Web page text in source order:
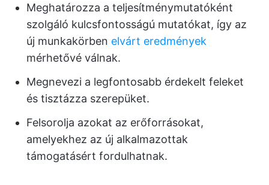
Meghatározza a teljesítménymutatóként
szolgáló kulcsfontosságú mutatókat, így az
új munkakörben elvárt eredmények
mérhetővé válnak.
Megnevezi a legfontosabb érdekelt feleket
és tisztázza szerepüket.
Felsorolja azokat az erőforrásokat,
amelyekhez az új alkalmazottak
támogatásért fordulhatnak.